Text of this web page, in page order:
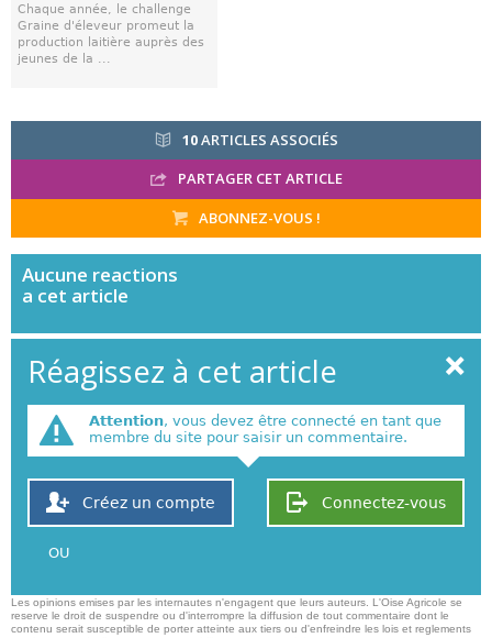
Chaque année, le challenge
Graine d'éleveur promeut la
production laitière auprès des
jeunes de la ...
10ARTICLES ASSOCIÉS
PARTAGER CET ARTICLE
ABONNEZ-VOUS !
Aucune reactions
a cet article
Réagissez à cet article
Attention, vous devez être connecté en tant que
membre du site pour saisir un commentaire.
Connectez-vous
Créez un compte
OU
Les opinions emises par les internautes n'engagent que leurs auteurs. L'Oise Agricole se
reserve le droit de suspendre ou d'interrompre la diffusion de tout commentaire dont le
contenu serait susceptible de porter atteinte aux tiers ou d'enfreindre les lois et reglements